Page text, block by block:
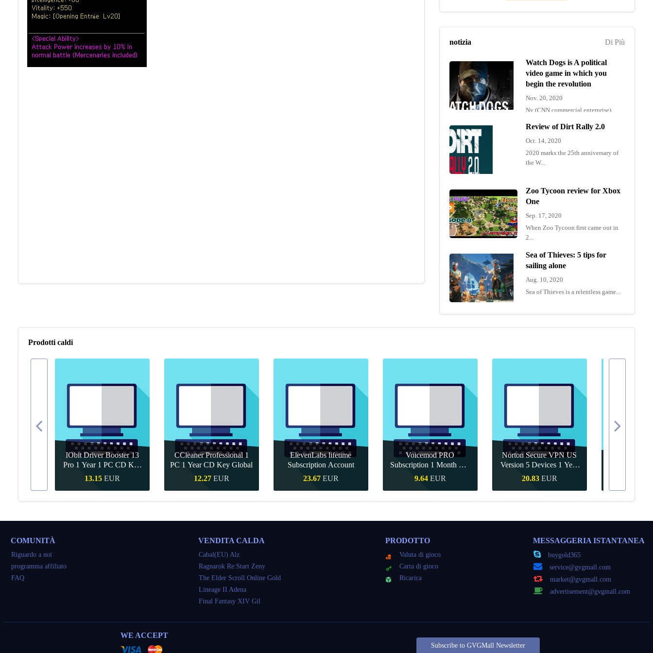
Di Più
notizia
Watch Dogs is A political
video game in which you
begin the revolution
Nov. 20, 2020
Ny (CNN commercial enterprise)
Review of Dirt Rally 2.0
Oct. 14, 2020
2020 marks the 25th anniversary of
the W...
Zoo Tycoon review for Xbox
One
Sep. 17, 2020
When Zoo Tycoon first came out in
2...
Sea of Thieves: 5 tips for
sailing alone
Aug. 10, 2020
Sea of Thieves is a relentless game...
Prodotti caldi
IObit Driver Booster 13
Pro 1 Year 1 PC CD Key
Global
13.15 EUR
Acquisto veloce
CCleaner Professional 1
PC 1 Year CD Key Global
12.27 EUR
Acquisto veloce
ElevenLabs lifetime
Subscription Account
23.67 EUR
Acquisto veloce
Voicemod PRO
Subscription 1 Month CD
Key Global
9.64 EUR
Acquisto veloce
Norton Secure VPN US
Version 5 Devices 1 Year
CD Key
20.83 EUR
Acquisto veloce Acquisto
COMUNITÀ
Riguardo a noi
programma affiliato
FAQ
VENDITA CALDA
Cabal(EU) Alz
Ragnarok Re:Start Zeny
The Elder Scroll Online Gold
Lineage II Adena
Final Fantasy XIV Gil
PRODOTTO
Valuta di gioco
Carta di gioco
Ricarica
MESSAGGERIA ISTANTANEA
buygold365
service@gvgmall.com
market@gvgmall.com
advertisement@gvgmall.com
WE ACCEPT
Subscribe to GVGMall Newsletter